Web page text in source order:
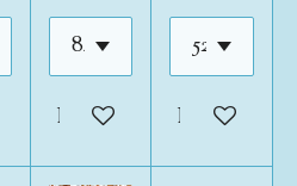
In den Warenkorb
In den